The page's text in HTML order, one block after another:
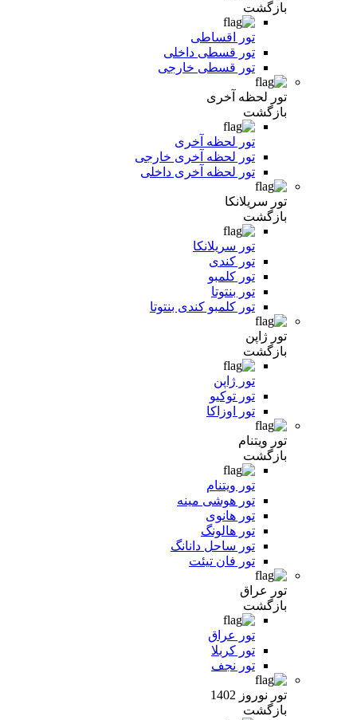
بازگشت
تور اقساطی
تور قسطی داخلی
تور قسطی خارجی
تور لحظه آخری
بازگشت
تور لحظه آخری
تور لحظه آخری خارجی
تور لحظه آخری داخلی
تور سریلانکا
بازگشت
تور سریلانکا
تور کندی
تور کلمبو
تور بنتوتا
تور کلمبو کندی بنتوتا
تور ژاپن
بازگشت
تور ژاپن
تور توکیو
تور اوزاکا
تور ویتنام
بازگشت
تور ویتنام
تور هوشی مینه
تور هانوی
تور هالونگ
تور ساحل دانانگ
تور فان تیئت
تور عراق
بازگشت
تور عراق
تور کربلا
تور نجف
تور نوروز 1402
بازگشت